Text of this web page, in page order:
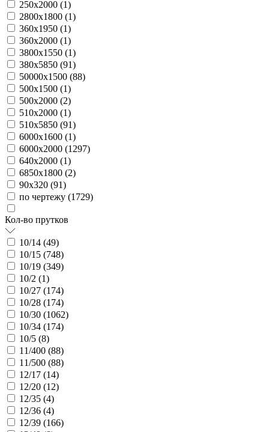
250х2000 (1)
2800х1800 (1)
360х1950 (1)
360х2000 (1)
3800х1550 (1)
380х5850 (91)
50000х1500 (88)
500х1500 (1)
500х2000 (2)
510х2000 (1)
510х5850 (91)
6000х1600 (1)
6000х2000 (1297)
640х2000 (1)
6850х1800 (2)
90х320 (91)
по чертежу (1729)
Кол-во прутков
10/14 (49)
10/15 (748)
10/19 (349)
10/2 (1)
10/27 (174)
10/28 (174)
10/30 (1062)
10/34 (174)
10/5 (8)
11/400 (88)
11/500 (88)
12/17 (14)
12/20 (12)
12/35 (4)
12/36 (4)
12/39 (166)